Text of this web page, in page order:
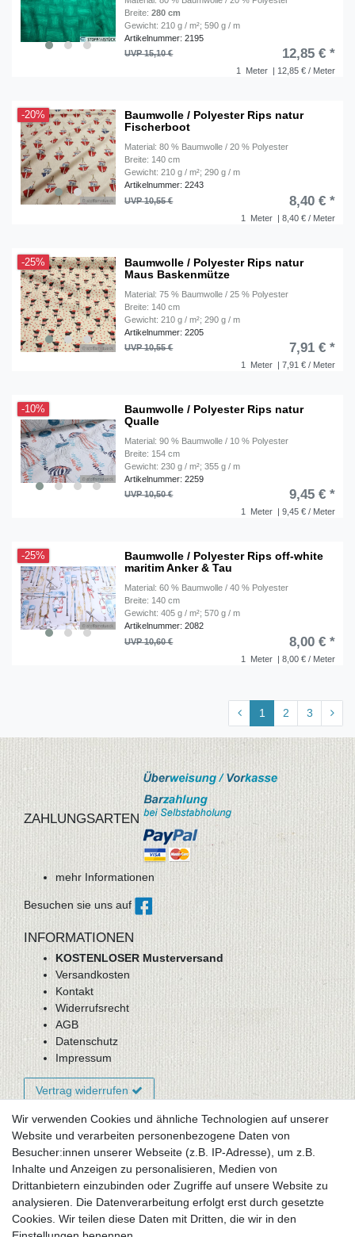
Breite:280 cm
Gewicht: 210 g / m²; 590 g / m
Artikelnummer: 2195
1 Meter | 12,85 € / Meter
UVP 15,10 € 12,85 € *
-20%
Baumwolle / Polyester Rips natur
Fischerboot
Material: 80 % Baumwolle / 20 % Polyester
Breite: 140 cm
Gewicht: 210 g / m²; 290 g / m
Artikelnummer: 2243
1 Meter | 8,40 € / Meter
UVP 10,55 € 8,40 € *
-25%
Baumwolle / Polyester Rips natur
Maus Baskenmütze
Material: 75 % Baumwolle / 25 % Polyester
Breite: 140 cm
Gewicht: 210 g / m²; 290 g / m
Artikelnummer: 2205
1 Meter | 7,91 € / Meter
UVP 10,55 € 7,91 € *
-10%
Baumwolle / Polyester Rips natur
Qualle
Material: 90 % Baumwolle / 10 % Polyester
Breite: 154 cm
Gewicht: 230 g / m²; 355 g / m
Artikelnummer: 2259
1 Meter | 9,45 € / Meter
UVP 10,50 € 9,45 € *
-25%
Baumwolle / Polyester Rips off-white
maritim Anker & Tau
Material: 60 % Baumwolle / 40 % Polyester
Breite: 140 cm
Gewicht: 405 g / m²; 570 g / m
Artikelnummer: 2082
1 Meter | 8,00 € / Meter
UVP 10,60 € 8,00 € *
1 2 3
ZAHLUNGSARTEN
mehr Informationen
Besuchen sie uns auf
INFORMATIONEN
KOSTENLOSER Musterversand
Versandkosten
Kontakt
Widerrufsrecht
AGB
Datenschutz
Impressum
Vertrag widerrufen
Newsletter-Anmeldung
FAQ / Fragen
Mein Warenkorb
Mein Merkzettel
Mein Konto
Wir verwenden Cookies und ähnliche Technologien auf unserer
Website und verarbeiten personenbezogene Daten von
Besucher:innen unserer Webseite (z.B. IP-Adresse), um z.B.
Inhalte und Anzeigen zu personalisieren, Medien von
Drittanbietern einzubinden oder Zugriffe auf unsere Website zu
analysieren. Die Datenverarbeitung erfolgt erst durch gesetzte
Cookies. Wir teilen diese Daten mit Dritten, die wir in den